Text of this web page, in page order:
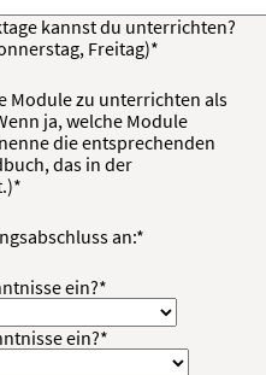
kannst du unterrichten?
Freitag)*
Module zu unterrichten als
ja, welche Module
die entsprechenden
das in der
an:*
ein?*
ein?*